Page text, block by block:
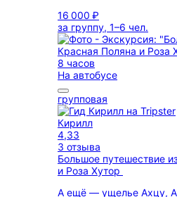
16 000 ₽
за группу, 1–6 чел.
8 часов
На автобусе
групповая
Кирилл
4,33
3 отзыва
Большое путешествие
и Роза Хутор
А ещё — ущелье Ахцу,